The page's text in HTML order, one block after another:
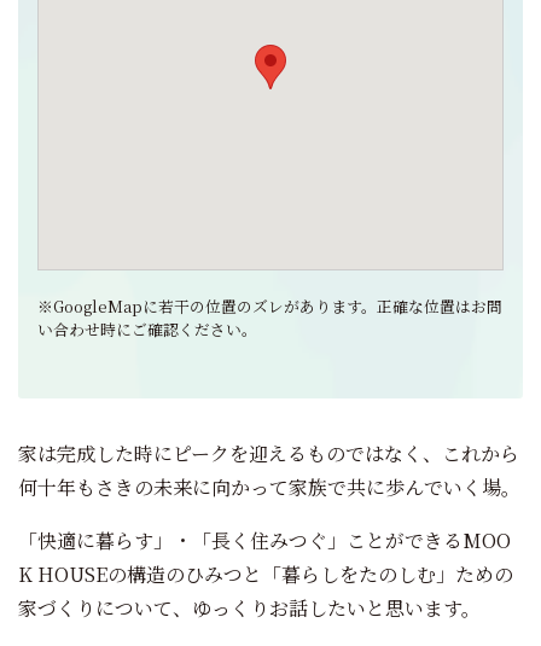
※GoogleMapに若干の位置のズレがあります。正確な位置はお問
い合わせ時にご確認ください。
家は完成した時にピークを迎えるものではなく、これから
何十年もさきの未来に向かって家族で共に歩んでいく場。
「快適に暮らす」・「長く住みつぐ」ことができるMOO
K HOUSEの構造のひみつと「暮らしをたのしむ」ための
家づくりについて、ゆっくりお話したいと思います。